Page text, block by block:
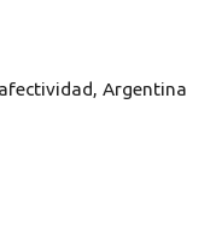
Argentina